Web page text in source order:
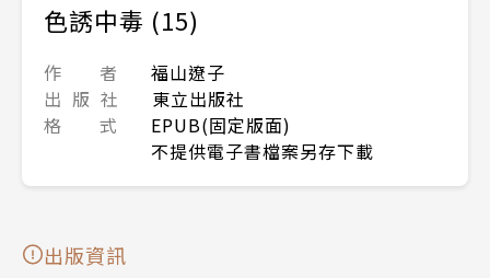
色誘中毒 (15)
作 者
福山遼子
出 版 社
東立出版社
格 式
EPUB(固定版面)
不提供電子書檔案另存下載
出版資訊